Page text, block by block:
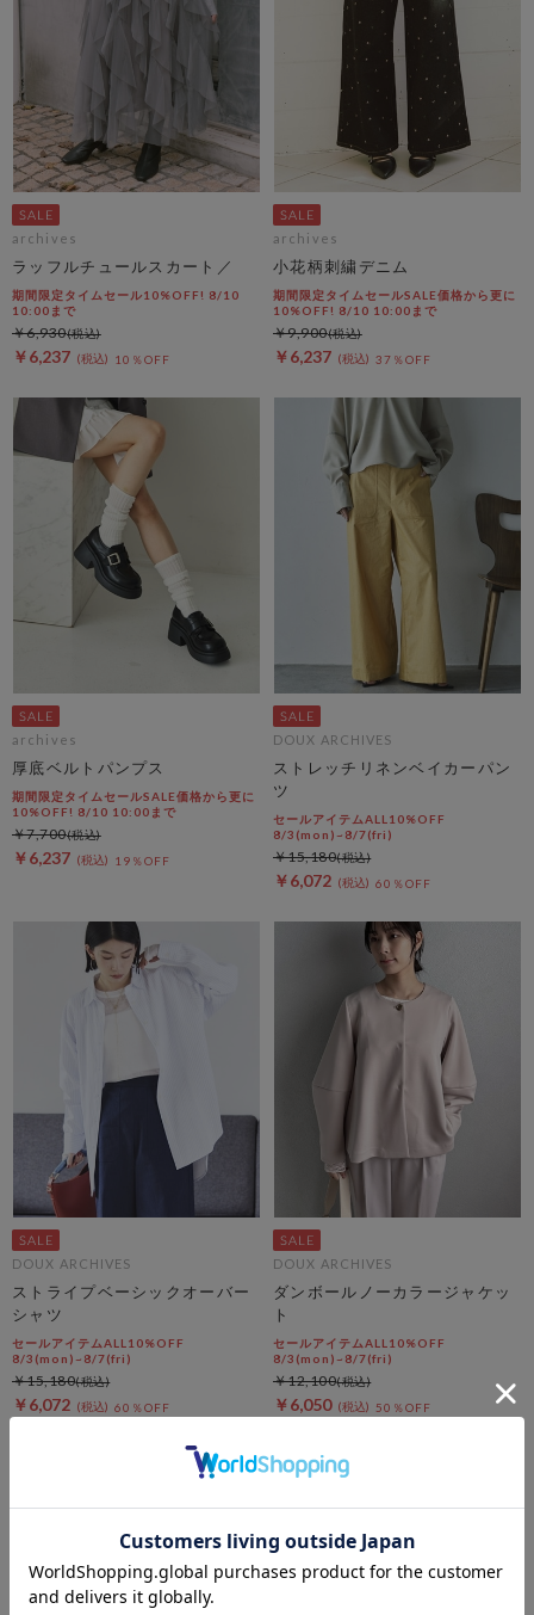
archives
ラッフルチュールスカート／
期間限定タイムセール10%OFF! 8/10
10:00まで
￥6,237 10％OFF
￥6,930
archives
小花柄刺繍デニム
期間限定タイムセールSALE価格から更に
10%OFF! 8/10 10:00まで
￥6,237 37％OFF
￥9,900
archives
厚底ベルトパンプス
期間限定タイムセールSALE価格から更に
10%OFF! 8/10 10:00まで
￥6,237 19％OFF
￥7,700
DOUX ARCHIVES
ストレッチリネンベイカーパン
ツ
セールアイテムALL10%OFF
8/3(mon)~8/7(fri)
￥6,072 60％OFF
￥15,180
DOUX ARCHIVES
ストライプベーシックオーバー
シャツ
セールアイテムALL10%OFF
8/3(mon)~8/7(fri)
￥6,072 60％OFF
￥15,180
DOUX ARCHIVES
ダンボールノーカラージャケッ
ト
セールアイテムALL10%OFF
8/3(mon)~8/7(fri)
￥6,050 50％OFF
￥12,100